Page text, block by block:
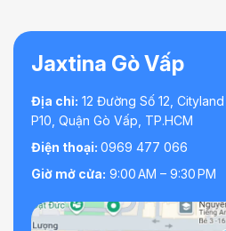
Jaxtina Gò Vấp
Địa chỉ: 12 Đường Số 12, Cityland
P10, Quận Gò Vấp, TP.HCM
Điện thoại: 0969 477 066
Giờ mở cửa: 9:00 AM – 9:30 PM